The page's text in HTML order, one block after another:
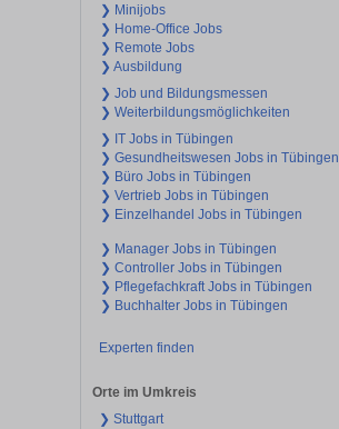
❯ Minijobs
❯ Home-Office Jobs
❯ Remote Jobs
❯ Ausbildung
❯ Job und Bildungsmessen
❯ Weiterbildungsmöglichkeiten
❯ IT Jobs in Tübingen
❯ Gesundheitswesen Jobs in Tübingen
❯ Büro Jobs in Tübingen
❯ Vertrieb Jobs in Tübingen
❯ Einzelhandel Jobs in Tübingen
❯ Manager Jobs in Tübingen
❯ Controller Jobs in Tübingen
❯ Pflegefachkraft Jobs in Tübingen
❯ Buchhalter Jobs in Tübingen
Experten finden
Orte im Umkreis
❯ Stuttgart